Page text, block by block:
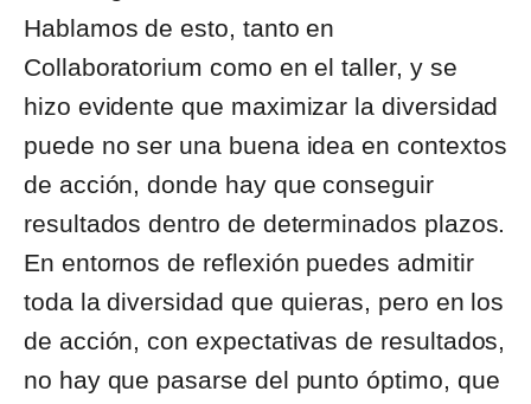
Hablamos de esto, tanto en
Collaboratorium como en el taller, y se
hizo evidente que maximizar la diversidad
puede no ser una buena idea en contextos
de acción, donde hay que conseguir
resultados dentro de determinados plazos.
En entornos de reflexión puedes admitir
toda la diversidad que quieras, pero en los
de acción, con expectativas de resultados,
no hay que pasarse del punto óptimo, que